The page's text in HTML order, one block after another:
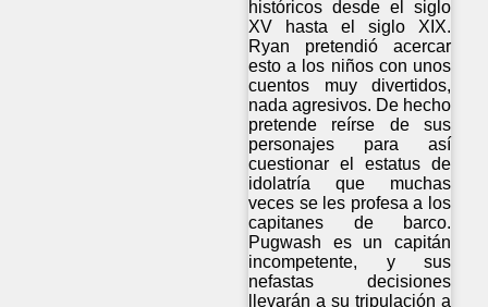
históricos desde el siglo
XV hasta el siglo XIX.
Ryan pretendió acercar
esto a los niños con unos
cuentos muy divertidos,
nada agresivos. De hecho
pretende reírse de sus
personajes para así
cuestionar el estatus de
idolatría que muchas
veces se les profesa a los
capitanes de barco.
Pugwash es un capitán
incompetente, y sus
nefastas decisiones
llevarán a su tripulación a